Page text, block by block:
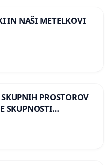
IN NAŠI METELKOVI
PROSTOROV
SKUPNOSTI